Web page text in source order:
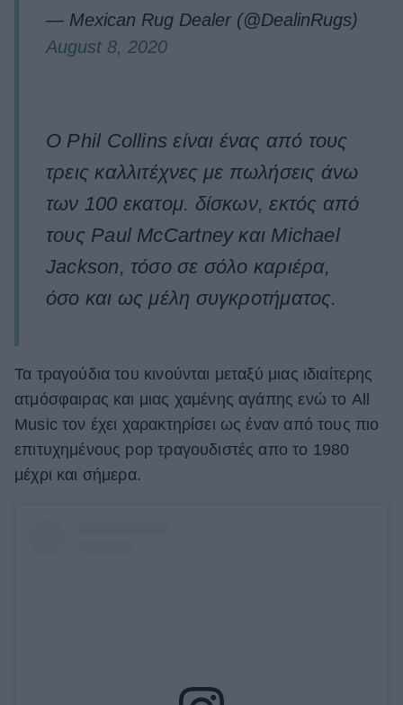
— Mexican Rug Dealer (@DealinRugs)
August 8, 2020
Ο Phil Collins είναι ένας από τους
τρεις καλλιτέχνες με πωλήσεις άνω
των 100 εκατομ. δίσκων, εκτός από
τους Paul McCartney και Michael
Jackson, τόσο σε σόλο καριέρα,
όσο και ως μέλη συγκροτήματος.
Τα τραγούδια του κινούνται μεταξύ μιας ιδιαίτερης
ατμόσφαιρας και μιας χαμένης αγάπης ενώ το All
Music τον έχει χαρακτηρίσει ως έναν από τους πιο
επιτυχημένους pop τραγουδιστές απο το 1980
μέχρι και σήμερα.